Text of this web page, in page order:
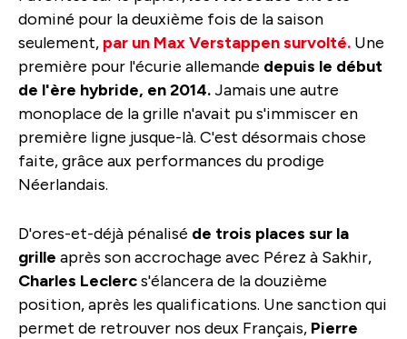
dominé pour la deuxième fois de la saison
seulement, par un Max Verstappen survolté. Une
première pour l'écurie allemande depuis le début
de l'ère hybride, en 2014.Jamais une autre
monoplace de la grille n'avait pu s'immiscer en
première ligne jusque-là. C'est désormais chose
faite, grâce aux performances du prodige
Néerlandais.
D'ores-et-déjà pénalisé de trois places sur la
grille après son accrochage avec Pérez à Sakhir,
Charles Leclercs'élancera de la douzième
position, après les qualifications. Une sanction qui
permet de retrouver nos deux Français, Pierre